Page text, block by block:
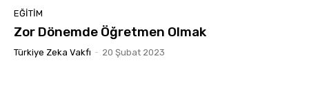
EĞITIM
Zor Dönemde Öğretmen Olmak
Türkiye Zeka Vakfı - 20 Şubat 2023